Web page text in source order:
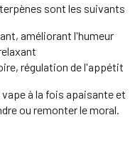
sont les suivants
améliorant l'humeur
régulation de l'appétit
vape à la fois apaisante et
ou remonter le moral.